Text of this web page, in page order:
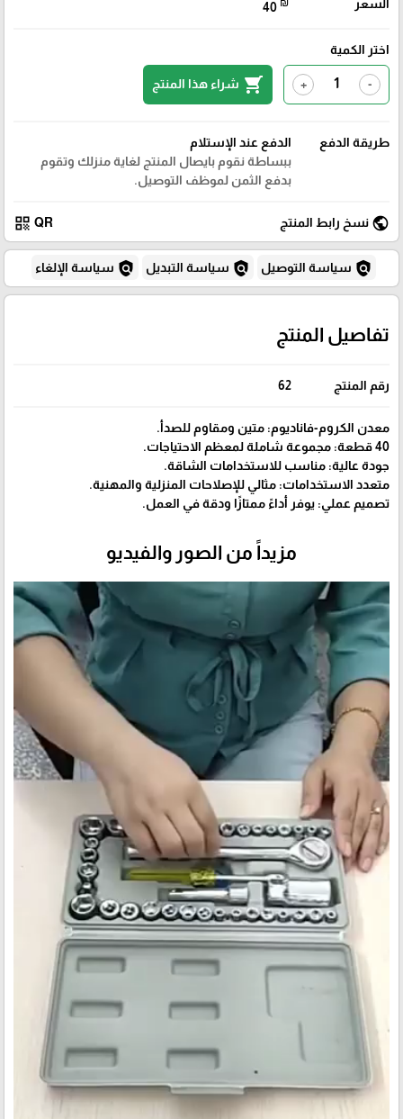
السعر 40 ₪
اختر الكمية
-
+
shopping_cart شراء هذا المنتج
طريقة الدفع
الدفع عند الإستلام
ببساطة نقوم بايصال المنتج لغاية منزلك وتقوم
بدفع الثمن لموظف التوصيل.
public نسخ رابط المنتج QR
qr_code
policy سياسة التوصيل policy سياسة التبديل policy سياسة الإلغاء
تفاصيل المنتج
رقم المنتج 62
معدن الكروم-فاناديوم: متين ومقاوم للصدأ.
40 قطعة: مجموعة شاملة لمعظم الاحتياجات.
جودة عالية: مناسب للاستخدامات الشاقة.
متعدد الاستخدامات: مثالي للإصلاحات المنزلية والمهنية.
تصميم عملي: يوفر أداءً ممتازًا ودقة في العمل.
مزيداً من الصور والفيديو